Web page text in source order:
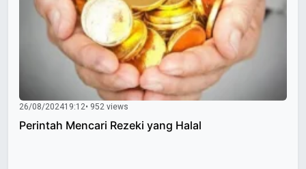
26/08/202419:12• 952 views
Perintah Mencari Rezeki yang Halal